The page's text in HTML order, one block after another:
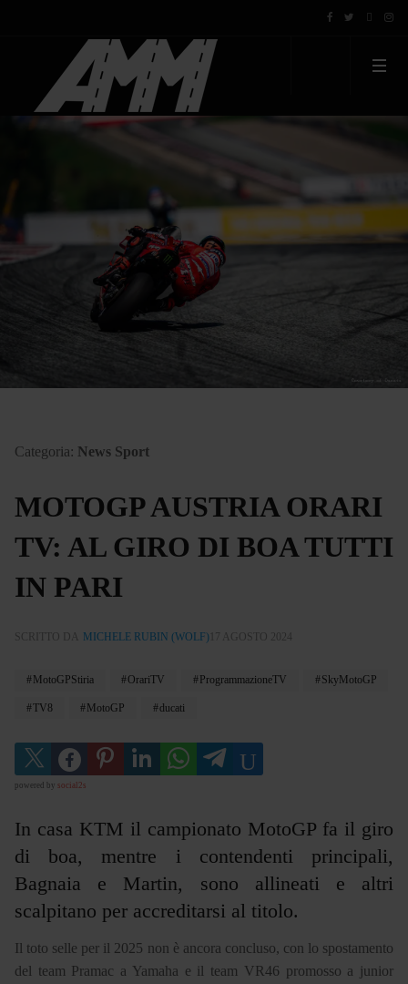
Categoria: News Sport
MOTOGP AUSTRIA ORARI
TV: AL GIRO DI BOA TUTTI
IN PARI
SCRITTO DA MICHELE RUBIN (WOLF) 17 AGOSTO 2024
MotoGPStiria OrariTV ProgrammazioneTV SkyMotoGP
TV8 MotoGP ducati
powered by social2s
In casa KTM il campionato MotoGP fa il giro
di boa, mentre i contendenti principali,
Bagnaia e Martin, sono allineati e altri
scalpitano per accreditarsi al titolo.
Il toto selle per il 2025 non è ancora concluso, con lo spostamento
del team Pramac a Yamaha e il team VR46 promosso a junior